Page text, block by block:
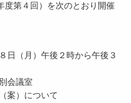
度第４回）を次のとおり開催
（月）午後２時から午後３
議室
）について